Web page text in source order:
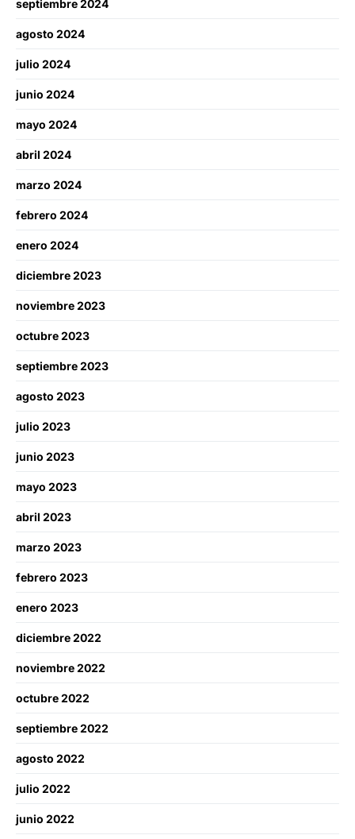
septiembre 2024
agosto 2024
julio 2024
junio 2024
mayo 2024
abril 2024
marzo 2024
febrero 2024
enero 2024
diciembre 2023
noviembre 2023
octubre 2023
septiembre 2023
agosto 2023
julio 2023
junio 2023
mayo 2023
abril 2023
marzo 2023
febrero 2023
enero 2023
diciembre 2022
noviembre 2022
octubre 2022
septiembre 2022
agosto 2022
julio 2022
junio 2022